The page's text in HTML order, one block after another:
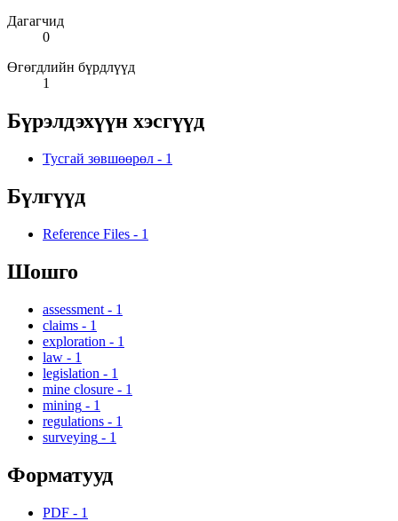
Дагагчид
0
Өгөгдлийн бүрдлүүд
1
Бүрэлдэхүүн хэсгүүд
Тусгай зөвшөөрөл - 1
Бүлгүүд
Reference Files - 1
Шошго
assessment - 1
claims - 1
exploration - 1
law - 1
legislation - 1
mine closure - 1
mining - 1
regulations - 1
surveying - 1
Форматууд
PDF - 1